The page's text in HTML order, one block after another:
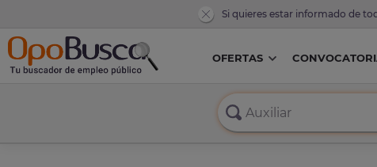
Si quieres estar informado de
OFERTAS